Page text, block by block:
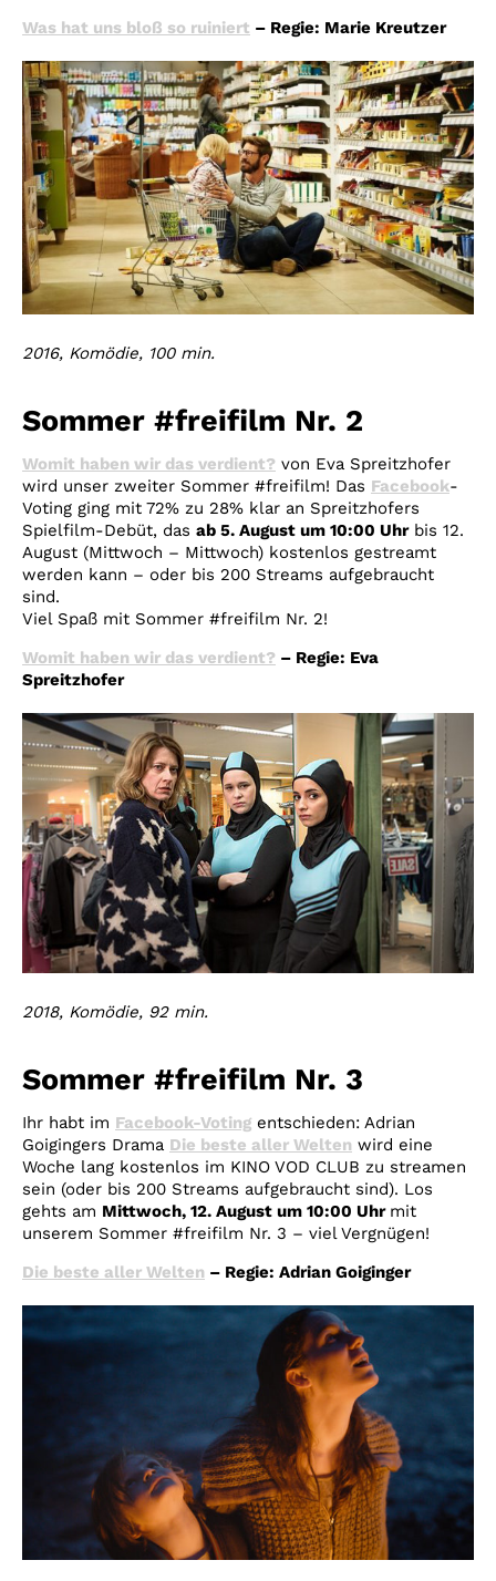
Was hat uns bloß so ruiniert – Regie: Marie Kreutzer
2016, Komödie, 100 min.
Sommer #freifilm Nr. 2
Womit haben wir das verdient? von Eva Spreitzhofer
wird unser zweiter Sommer #freifilm! Das Facebook-
Voting ging mit 72% zu 28% klar an Spreitzhofers
Spielfilm-Debüt, das ab 5. August um 10:00 Uhrbis 12.
August (Mittwoch – Mittwoch) kostenlos gestreamt
werden kann – oder bis 200 Streams aufgebraucht
sind.
Viel Spaß mit Sommer #freifilm Nr. 2!
Womit haben wir das verdient? – Regie: Eva
Spreitzhofer
2018, Komödie, 92 min.
Sommer #freifilm Nr. 3
Ihr habt im Facebook-Voting entschieden: Adrian
Goigingers Drama Die beste aller Welten wird eine
Woche lang kostenlos im KINO VOD CLUB zu streamen
sein (oder bis 200 Streams aufgebraucht sind). Los
gehts am Mittwoch, 12. August um 10:00 Uhr mit
unserem Sommer #freifilm Nr. 3 – viel Vergnügen!
Die beste aller Welten – Regie: Adrian Goiginger